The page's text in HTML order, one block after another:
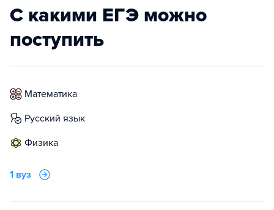
С какими ЕГЭ можно
поступить
математика
русский язык
физика
1 вуз